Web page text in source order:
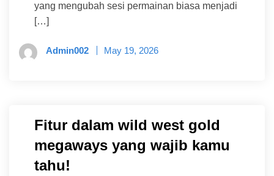
yang mengubah sesi permainan biasa menjadi
[…]
Admin002 May 19, 2026
Fitur dalam wild west gold
megaways yang wajib kamu
tahu!